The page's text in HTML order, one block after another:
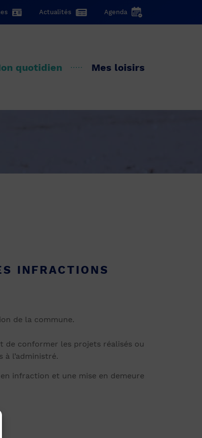
Actualités Agenda
quotidien Mes loisirs
INFRACTIONS
de la commune.
de conformer les projets réalisés ou
l’administré.
infraction et une mise en demeure